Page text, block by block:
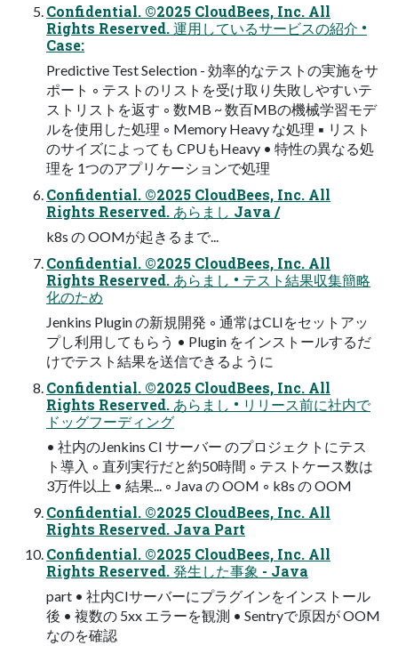
Confidential. ©2025 CloudBees, Inc. All
Rights Reserved. 運用しているサービスの紹介 •
Case:
Predictive Test Selection - 効率的なテストの実施をサ
ポート ◦ テストのリストを受け取り失敗しやすいテ
ストリストを返す ◦ 数MB ~ 数百MBの機械学習モデ
ルを使用した処理 ◦ Memory Heavy な処理 ▪ リスト
のサイズによっても CPUもHeavy • 特性の異なる処
理を 1つのアプリケーションで処理
Confidential. ©2025 CloudBees, Inc. All
Rights Reserved. あらまし Java /
k8s の OOMが起きるまで...
Confidential. ©2025 CloudBees, Inc. All
Rights Reserved. あらまし • テスト結果収集簡略
化のため
Jenkins Plugin の新規開発 ◦ 通常はCLIをセットアッ
プし利用してもらう • Plugin をインストールするだ
けでテスト結果を送信できるように
Confidential. ©2025 CloudBees, Inc. All
Rights Reserved. あらまし • リリース前に社内で
ドッグフーディング
• 社内のJenkins CI サーバー のプロジェクトにテス
ト導入 ◦ 直列実行だと約50時間 ◦ テストケース数は
3万件以上 • 結果... ◦ Java の OOM ◦ k8s の OOM
Confidential. ©2025 CloudBees, Inc. All
Rights Reserved. Java Part
Confidential. ©2025 CloudBees, Inc. All
Rights Reserved. 発生した事象 - Java
part • 社内CIサーバーにプラグインをインストール
後 • 複数の 5xx エラーを観測 • Sentryで原因が OOM
なのを確認